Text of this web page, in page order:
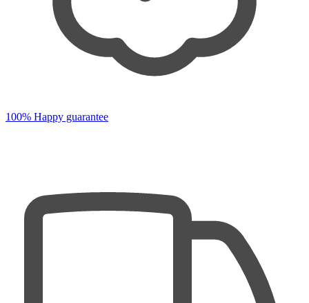
100% Happy guarantee